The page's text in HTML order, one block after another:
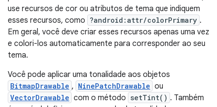
use recursos de cor ou atributos de tema que indiquem
esses recursos, como ?android:attr/colorPrimary .
Em geral, você deve criar esses recursos apenas uma vez
e colori-los automaticamente para corresponder ao seu
tema.
Você pode aplicar uma tonalidade aos objetos
BitmapDrawable , NinePatchDrawable ou
VectorDrawable com o método setTint() . Também